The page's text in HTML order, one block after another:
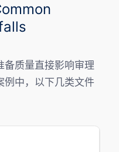
备质量直接影响审理
例中，以下几类文件